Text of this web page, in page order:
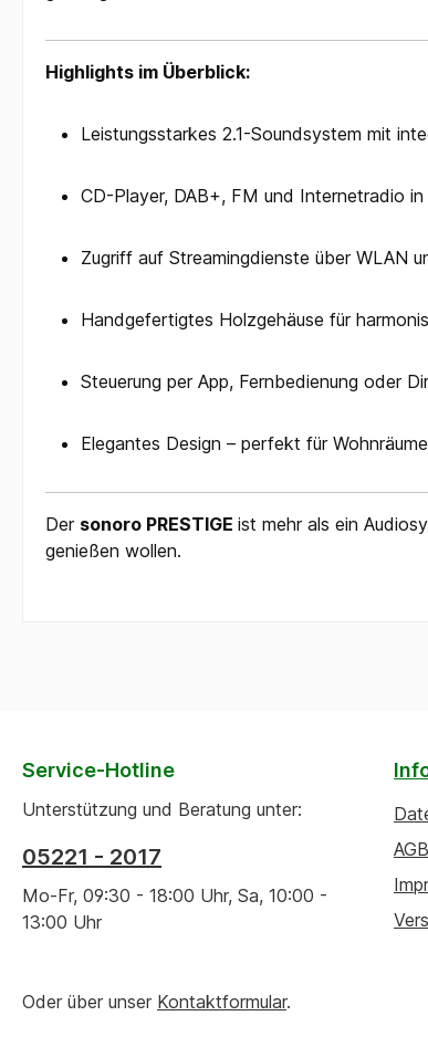
Highlights im Überblick:
Leistungsstarkes 2.1-Soundsystem mit
CD-Player, DAB+, FM und Internetradio in
Zugriff auf Streamingdienste über WLAN
Handgefertigtes Holzgehäuse für
Steuerung per App, Fernbedienung oder
Elegantes Design – perfekt für
Der sonoro PRESTIGE ist mehr als ein
genießen wollen.
Service-Hotline
Unterstützung und Beratung unter:
05221 - 2017
Mo-Fr, 09:30 - 18:00 Uhr, Sa, 10:00 -
13:00 Uhr
Oder über unser Kontaktformular.
AGB